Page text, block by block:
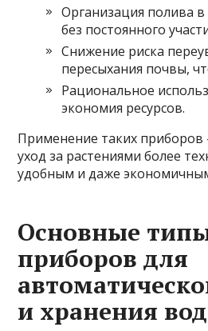
Организация полива в
без постоянного
Снижение риска
пересыхания почвы,
Рациональное
экономия ресурсов.
Применение таких приборов
уход за растениями более
удобным и даже
Основные
приборов для
и хранения